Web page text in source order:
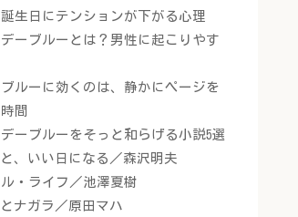
生日にテンションが下がる心理
ーブルーとは？男性に起こりやす
ルーに効くのは、静かにページを
間
ーブルーをそっと和らげる小説5選
、いい日になる／森沢明夫
・ライフ／池澤夏樹
ナガラ／原田マハ